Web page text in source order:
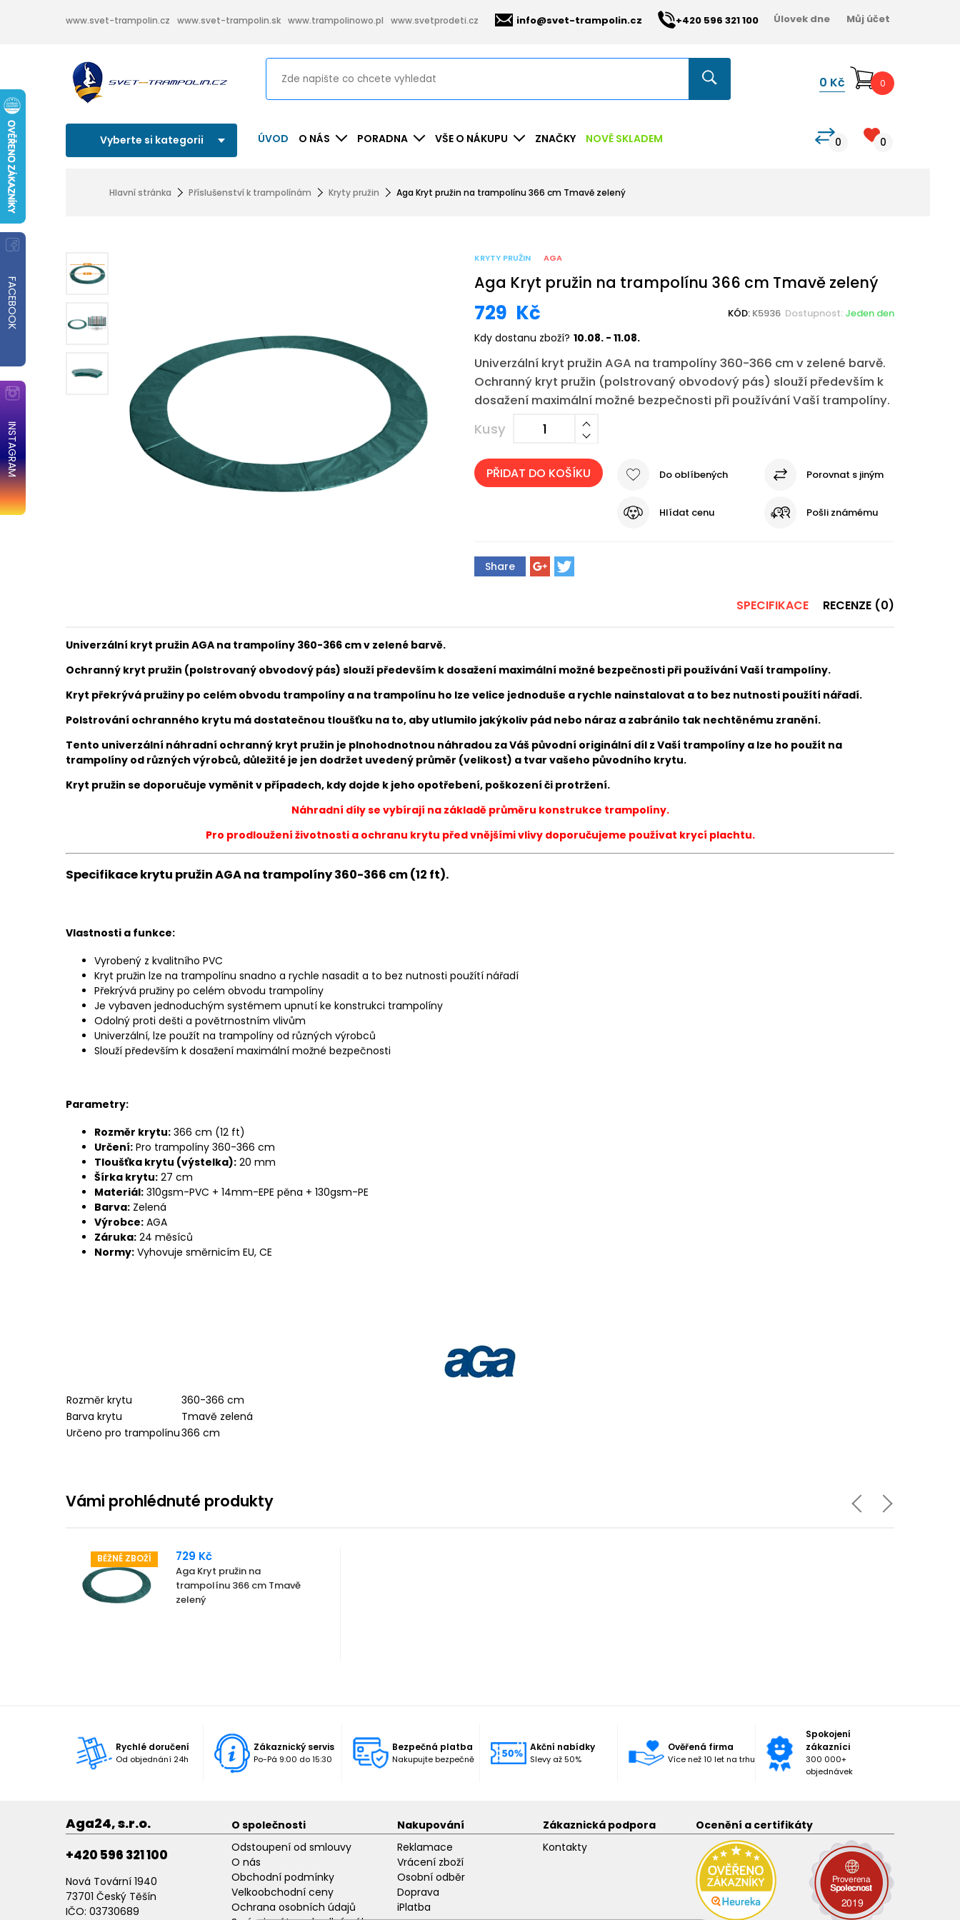
FACEBOOK
INSTAGRAM
www.svet-trampolin.cz www.svet-trampolin.sk www.trampolinowo.pl www.svetprodeti.cz info@svet-trampolin.cz +420 596 321 100 Úlovek dne Můj účet
0 Kč 0
Vyberte si kategorii ÚVOD O NÁS PORADNA VŠE O NÁKUPU ZNAČKY NOVĚ SKLADEM 0 0
Hlavní stránka Příslušenství k trampolínám Kryty pružin Aga Kryt pružin na trampolínu 366 cm Tmavě zelený
KRYTY PRUŽIN AGA
Aga Kryt pružin na trampolínu 366 cm Tmavě zelený
729 Kč KÓD: K5936 Dostupnost: Jeden den
Kdy dostanu zboží? 10.08. - 11.08.
Univerzální kryt pružin AGA na trampolíny 360-366 cm v zelené barvě.
Ochranný kryt pružin (polstrovaný obvodový pás) slouží především k
dosažení maximální možné bezpečnosti při používání Vaší trampolíny.
Kusy
PŘIDAT DO KOŠÍKU Do oblíbených Porovnat s jiným
Hlídat cenu Pošli známému
Share
SPECIFIKACE RECENZE (0)
Univerzální kryt pružin AGA na trampolíny 360-366 cm v zelené barvě.
Ochranný kryt pružin (polstrovaný obvodový pás) slouží především k dosažení maximální možné bezpečnosti při používání Vaší trampolíny.
Kryt překrývá pružiny po celém obvodu trampolíny a na trampolínu ho lze velice jednoduše a rychle nainstalovat a to bez nutnosti použítí nářadí.
Polstrování ochranného krytu má dostatečnou tloušťku na to, aby utlumilo jakýkoliv pád nebo náraz a zabránilo tak nechtěnému zranění.
Tento univerzální náhradní ochranný kryt pružin je plnohodnotnou náhradou za Váš původní originální díl z Vaší trampolíny a lze ho použít na
trampolíny od různých výrobců, důležité je jen dodržet uvedený průměr (velikost) a tvar vašeho původního krytu.
Kryt pružin se doporučuje vyměnit v případech, kdy dojde k jeho opotřebení, poškození či protržení.
Náhradní díly se vybírají na základě průměru konstrukce trampolíny.
Pro prodloužení životnosti a ochranu krytu před vnějšími vlivy doporučujeme používat krycí plachtu.
Specifikace krytu pružin AGA na trampolíny 360-366 cm (12 ft).
Vlastnosti a funkce:
Vyrobený z kvalitního PVC
Kryt pružin lze na trampolínu snadno a rychle nasadit a to bez nutnosti použítí nářadí
Překrývá pružiny po celém obvodu trampolíny
Je vybaven jednoduchým systémem upnutí ke konstrukci trampolíny
Odolný proti dešti a povětrnostním vlivům
Univerzální, lze použít na trampolíny od různých výrobců
Slouží především k dosažení maximální možné bezpečnosti
Parametry:
Rozměr krytu: 366 cm (12 ft)
Určení: Pro trampolíny 360-366 cm
Tloušťka krytu (výstelka): 20 mm
Šírka krytu: 27 cm
Materiál: 310gsm-PVC + 14mm-EPE pěna + 130gsm-PE
Barva: Zelená
Výrobce: AGA
Záruka: 24 měsíců
Normy: Vyhovuje směrnicím EU, CE
Rozměr krytu
360-366 cm
Barva krytu
Tmavě zelená
Určeno pro trampolínu366 cm
Vámi prohlédnuté produkty
BĚŽNÉ ZBOŽÍ 729 Kč
Aga Kryt pružin na
trampolínu 366 cm Tmavě
zelený
Rychlé doručení
Od objednání 24h
Zákaznický servis
Po-Pá 9:00 do 15:30
Bezpečná platba
Nakupujte bezpečně
Akční nabídky
Slevy až 50%
Ověřená firma
Více než 10 let na trhu
Spokojení
zákazníci
300 000+
objednávek
Aga24, s.r.o.
+420 596 321 100
Nová Tovární 1940
73701 Český Těšín
IČO: 03730689
O společnosti
Odstoupení od smlouvy
O nás
Obchodní podmínky
Velkoobchodní ceny
Ochrana osobních údajů
Nakupování
Reklamace
Vrácení zboží
Osobní odběr
Doprava
iPlatba
Zákaznická podpora
Kontakty
Ocenění a certifikáty